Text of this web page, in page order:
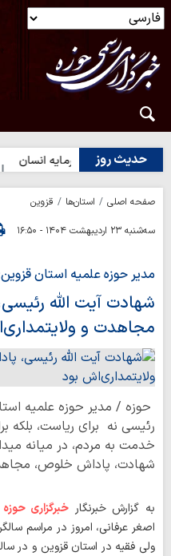
حدیث روز
| بهترین سرمایه انسان
صفحه اصلی استان‌ها
قزوین
سه‌شنبه ۲۳ اردیبهشت ۱۴۰۴ - ۱۶:۵۰
مدیر حوزه علمیه استان
شهادت آیت الله
مجاهدت و
حوزه / مدیر حوزه علمیه
رئیسی نه برای ریاست، بلکه
خدمت به مردم، در میانه
شهادت، پاداش خلوص،
به گزارش خبرنگار خبرگزاری حوزه
اصغر عرفانی، امروز در مراسم
ولی فقیه در استان قزوین و در